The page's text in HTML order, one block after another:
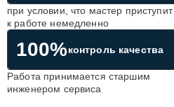
при условии, что мастер приступит
к работе немедленно
100%контроль качества
Работа принимается старшим
инженером сервиса